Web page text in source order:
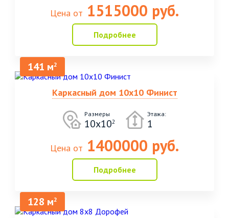
Цена от 1515000 руб.
Подробнее
141 м2
Каркасный дом 10х10 Финист
Размеры
10х102
Этажа:
1
Цена от 1400000 руб.
Подробнее
128 м2